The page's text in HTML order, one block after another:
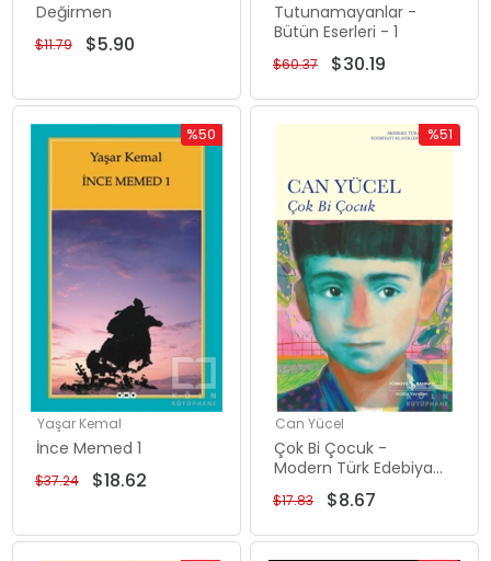
Değirmen
$5.90
$11.79
Tutunamayanlar -
Bütün Eserleri - 1
$30.19
$60.37
Yaşar Kemal
İnce Memed 1
$18.62
$37.24
%50
Can Yücel
Çok Bi Çocuk -
Modern Türk Edebiyatı
Klasikleri 20
$8.67
$17.83
%51